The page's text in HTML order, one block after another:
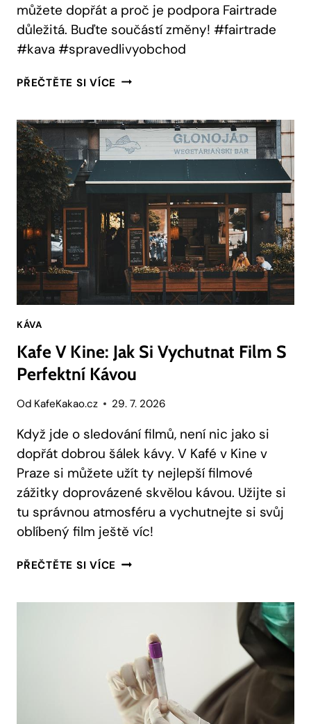
můžete dopřát a proč je podpora Fairtrade
důležitá. Buďte součástí změny! #fairtrade
#kava #spravedlivyobchod
PŘEČTĚTE SI VÍCE FAIRTRADE
JI
ZÍSKAT
PROČ
KÁVA
Kafe V Kine: Jak Si Vychutnat Film S
Perfektní Kávou
Od KafeKakao.cz 29. 7. 2026
Když jde o sledování filmů, není nic jako si
dopřát dobrou šálek kávy. V Kafé v Kine v
Praze si můžete užít ty nejlepší filmové
zážitky doprovázené skvělou kávou. Užijte si
tu správnou atmosféru a vychutnejte si svůj
oblíbený film ještě víc!
PŘEČTĚTE SI VÍCE KAFE
VYCHUTNAT
S
PERFEKTNÍ
KÁVOU